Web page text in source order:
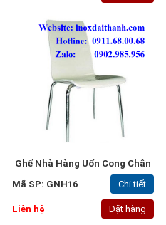
Ghế Nhà Hàng Uốn Cong Chân
Mã SP: GNH16
Chi tiết
Liên hệ Đặt hàng